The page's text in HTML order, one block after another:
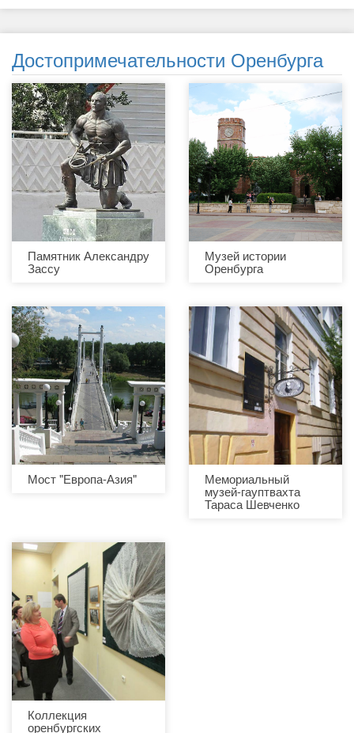
Достопримечательности Оренбурга
Памятник Александру
Зассу
Музей истории
Оренбурга
Мост "Европа-Азия" Мемориальный
музей-гауптвахта
Тараса Шевченко
Коллекция
оренбургских